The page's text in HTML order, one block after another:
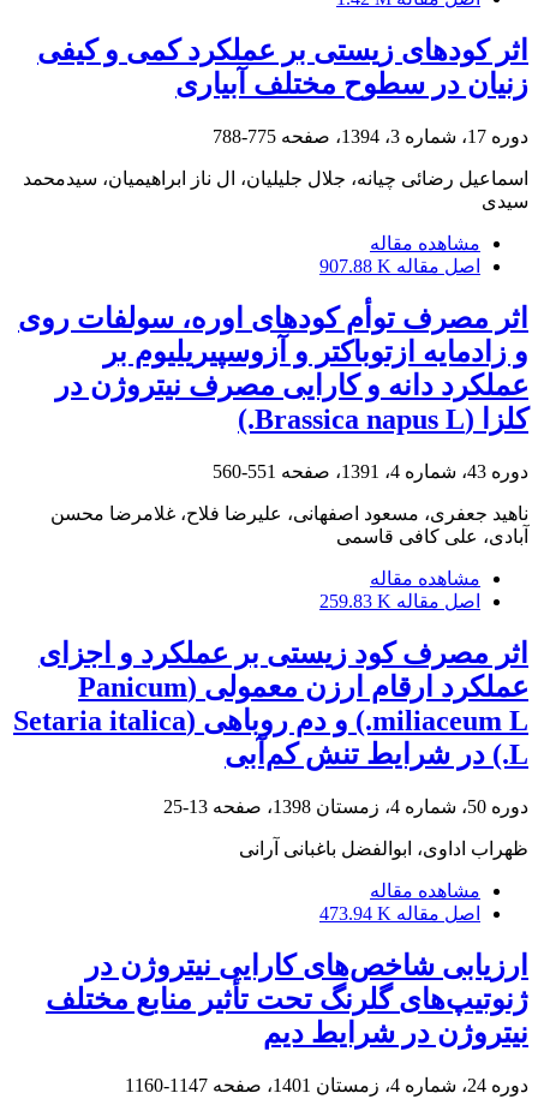
اثر کودهای زیستی بر عملکرد کمی و کیفی
زنیان در سطوح مختلف آبیاری
دوره 17، شماره 3، 1394، صفحه 775-788
اسماعیل رضائی چیانه، جلال جلیلیان، ال ناز ابراهیمیان، سیدمحمد
سیدی
مشاهده مقاله
اصل مقاله 907.88 K
اثر مصرف توأم کودهای اوره، سولفات روی
و زادمایه ازتوباکتر و آزوسپیریلیوم بر
عملکرد دانه و کارایی مصرف نیتروژن در
کلزا (Brassica napus L.)
دوره 43، شماره 4، 1391، صفحه 551-560
ناهید جعفری، مسعود اصفهانی، علیرضا فلاح، غلامرضا محسن
آبادی، علی کافی قاسمی
مشاهده مقاله
اصل مقاله 259.83 K
اثر مصرف کود زیستی بر عملکرد و اجزای
عملکرد ارقام ارزن معمولی (Panicum
miliaceum L.) و دم روباهی (Setaria italica
L.) در شرایط تنش کم‌آبی
دوره 50، شماره 4، زمستان 1398، صفحه 13-25
ظهراب اداوی، ابوالفضل باغبانی آرانی
مشاهده مقاله
اصل مقاله 473.94 K
ارزیابی شاخص‌های کارایی نیتروژن در
ژنوتیپ‌های گلرنگ تحت تأثیر منابع مختلف
نیتروژن در شرایط دیم
دوره 24، شماره 4، زمستان 1401، صفحه 1147-1160